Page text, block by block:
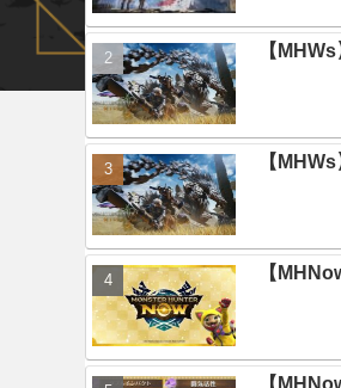
【
【
【
【